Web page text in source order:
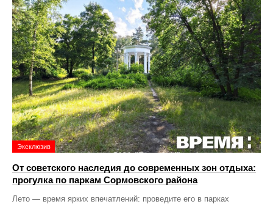
Эксклюзив
От советского наследия до современных зон отдыха:
прогулка по паркам Сормовского района
Лето — время ярких впечатлений: проведите его в парках